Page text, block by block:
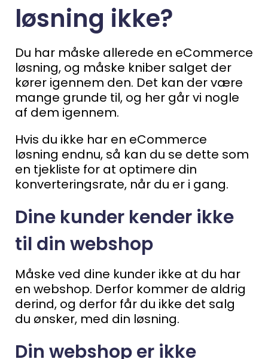
løsning ikke?
Du har måske allerede en eCommerce
løsning, og måske kniber salget der
kører igennem den. Det kan der være
mange grunde til, og her går vi nogle
af dem igennem.
Hvis du ikke har en eCommerce
løsning endnu, så kan du se dette som
en tjekliste for at optimere din
konverteringsrate, når du er i gang.
Dine kunder kender ikke
til din webshop
Måske ved dine kunder ikke at du har
en webshop. Derfor kommer de aldrig
derind, og derfor får du ikke det salg
du ønsker, med din løsning.
Din webshop er ikke